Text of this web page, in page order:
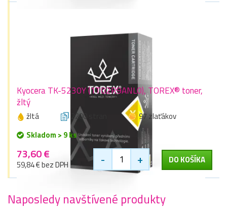
Kyocera TK-5230Y (1T02R9ANL0), TOREX® toner,
žltý
žltá 2200 stran
97 zlaťákov
Skladom > 9 ks
73,60 €
59,84 € bez DPH - + DO KOŠÍKA
Naposledy navštívené produkty